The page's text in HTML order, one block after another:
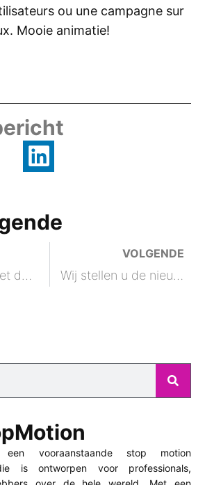
ou une campagne sur
Mooie animatie!
Maak kennis met de gloednieuwe iStopMotion voor Mac: Animatie in een nieuw jasje
VOLGENDE
Wij stellen u de nieuwe iStopMotion voor Mac voor: Animatie, nieuw geïnterpreteerd
vooraanstaande stop motion
is ontworpen voor professionals,